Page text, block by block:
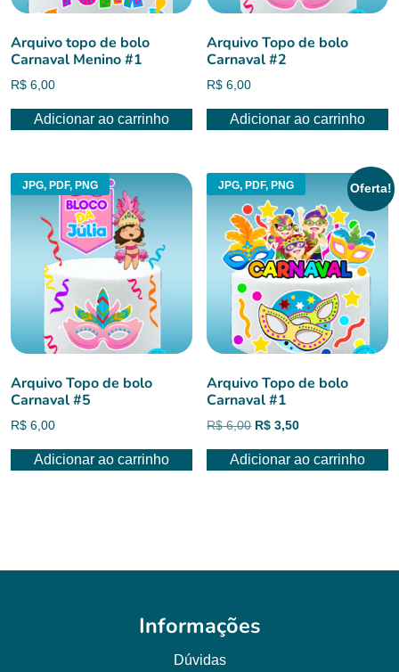
Arquivo topo de bolo
Carnaval Menino #1
R$ 6,00
Adicionar ao carrinho
Arquivo Topo de bolo
Carnaval #2
R$ 6,00
Adicionar ao carrinho
JPG, PDF, PNG
Arquivo Topo de bolo
Carnaval #5
R$ 6,00
Adicionar ao carrinho
JPG, PDF, PNG Oferta!
Arquivo Topo de bolo
Carnaval #1
R$6,00 O
original
R$ 3,50O
atual
Adicionar ao carrinho
Informações
Dúvidas